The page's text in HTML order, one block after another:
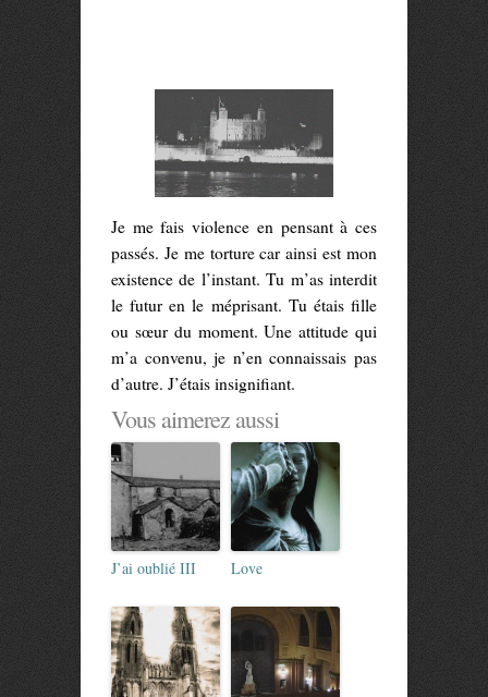
Je me fais violence en pensant à ces
passés. Je me torture car ainsi est mon
existence de l’instant. Tu m’as interdit
le futur en le méprisant. Tu étais fille
ou sœur du moment. Une attitude qui
m’a convenu, je n’en connaissais pas
d’autre. J’étais insignifiant.
Vous aimerez aussi
J’ai oublié III Love